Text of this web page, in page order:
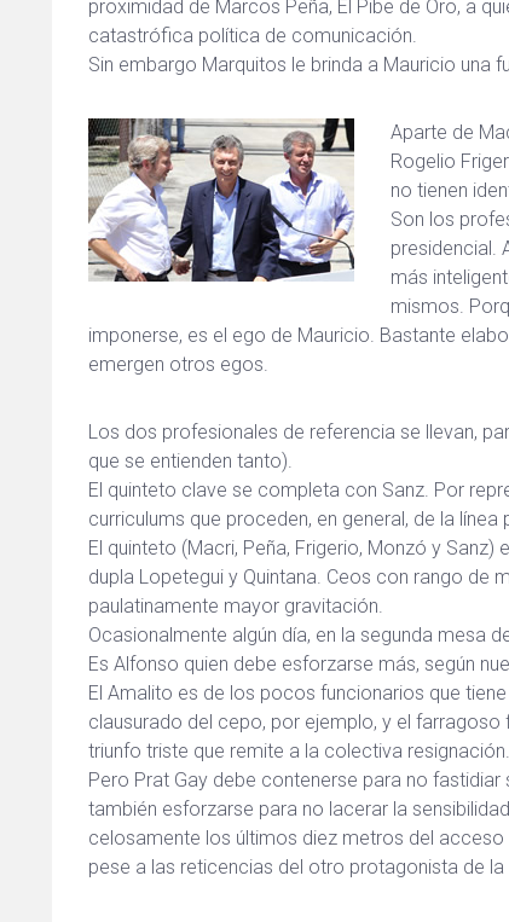
proximidad de Marcos Peña, El Pibe de Oro, a
catastrófica política de comunicación.
Sin embargo Marquitos le brinda a Mauricio una
Aparte de
Rogelio
no tienen
Son los
presidencial.
más
mismos.
imponerse, es el ego de Mauricio. Bastante
emergen otros egos.
Los dos profesionales de referencia se llevan,
que se entienden tanto).
El quinteto clave se completa con Sanz. Por
curriculums que proceden, en general, de la línea
El quinteto (Macri, Peña, Frigerio, Monzó y
dupla Lopetegui y Quintana. Ceos con rango de
paulatinamente mayor gravitación.
Ocasionalmente algún día, en la segunda mesa
Es Alfonso quien debe esforzarse más, según
El Amalito es de los pocos funcionarios que
clausurado del cepo, por ejemplo, y el
triunfo triste que remite a la colectiva resignación.
Pero Prat Gay debe contenerse para no
también esforzarse para no lacerar la
celosamente los últimos diez metros del acceso
pese a las reticencias del otro protagonista de la